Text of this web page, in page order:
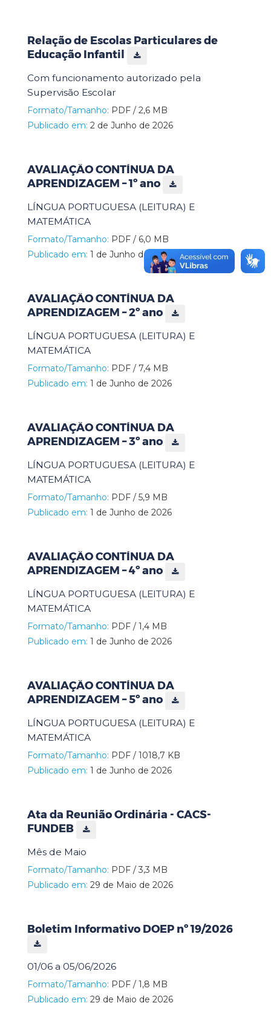
Relação de Escolas Particulares de
Educação Infantil
Com funcionamento autorizado pela
Supervisão Escolar
Formato/Tamanho: PDF / 2,6 MB
Publicado em: 2 de Junho de 2026
AVALIAÇÃO CONTÍNUA DA
APRENDIZAGEM – 1º ano
LÍNGUA PORTUGUESA (LEITURA) E
MATEMÁTICA
Formato/Tamanho: PDF / 6,0 MB
Publicado em: 1 de Junho de 2026
AVALIAÇÃO CONTÍNUA DA
APRENDIZAGEM – 2º ano
LÍNGUA PORTUGUESA (LEITURA) E
MATEMÁTICA
Formato/Tamanho: PDF / 7,4 MB
Publicado em: 1 de Junho de 2026
AVALIAÇÃO CONTÍNUA DA
APRENDIZAGEM – 3º ano
LÍNGUA PORTUGUESA (LEITURA) E
MATEMÁTICA
Formato/Tamanho: PDF / 5,9 MB
Publicado em: 1 de Junho de 2026
AVALIAÇÃO CONTÍNUA DA
APRENDIZAGEM – 4º ano
LÍNGUA PORTUGUESA (LEITURA) E
MATEMÁTICA
Formato/Tamanho: PDF / 1,4 MB
Publicado em: 1 de Junho de 2026
AVALIAÇÃO CONTÍNUA DA
APRENDIZAGEM – 5º ano
LÍNGUA PORTUGUESA (LEITURA) E
MATEMÁTICA
Formato/Tamanho: PDF / 1018,7 KB
Publicado em: 1 de Junho de 2026
Ata da Reunião Ordinária - CACS-
FUNDEB
Mês de Maio
Formato/Tamanho: PDF / 3,3 MB
Publicado em: 29 de Maio de 2026
Boletim Informativo DOEP nº 19/2026
01/06 a 05/06/2026
Formato/Tamanho: PDF / 1,8 MB
Publicado em: 29 de Maio de 2026